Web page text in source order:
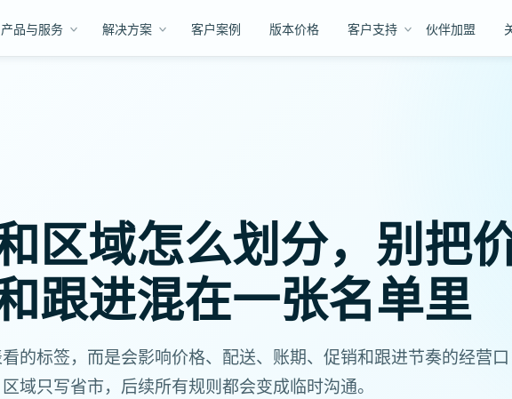
产品与服务 解决方案 客户案例 版本价格 客户支持 伙伴加盟
区域怎么划分，别把
跟进混在一张名单里
的标签，而是会影响价格、配送、账期、促销和跟进节奏的经营口
域只写省市，后续所有规则都会变成临时沟通。